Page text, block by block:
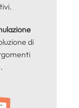
di